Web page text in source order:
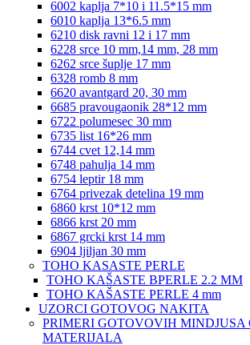
6002 kaplja 7*10 i 11.5*15 mm
6010 kaplja 13*6.5 mm
6210 disk ravni 12 i 17 mm
6228 srce 10 mm,14 mm, 28 mm
6262 srce šuplje 17 mm
6328 romb 8 mm
6620 avantgard 20, 30 mm
6685 pravougaonik 28*12 mm
6722 polumesec 30 mm
6735 list 16*26 mm
6744 cvet 12,14 mm
6748 pahulja 14 mm
6754 leptir 18 mm
6764 privezak detelina 19 mm
6860 krst 10*12 mm
6866 krst 20 mm
6867 grcki krst 14 mm
6904 ljiljan 30 mm
TOHO KASASTE PERLE
TOHO KAŠASTE BPERLE 2.2 MM
TOHO KAŠASTE PERLE 4 mm
UZORCI GOTOVOG NAKITA
PRIMERI GOTOVOVIH MINDJUSA
MATERIJALA